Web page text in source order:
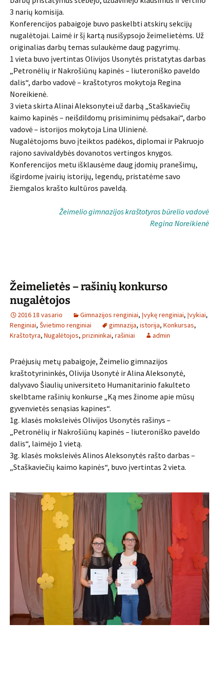
3 narių komisija.
Konferencijos pabaigoje buvo paskelbti atskirų sekcijų
nugalėtojai. Laimė ir šį kartą nusišypsojo žeimelietėms. Už
originalias darbų temas sulaukėme daug pagyrimų.
1 vieta buvo įvertintas Olivijos Usonytės pristatytas darbas
„Petronėlių ir Nakrošiūnų kapinės – liuteroniško paveldo
dalis“, darbo vadovė – kraštotyros mokytoja Regina
Noreikienė.
3 vieta skirta Alinai Aleksonytei už darbą „Staškaviečių
kaimo kapinės – neišdildomų prisiminimų pėdsakai“, darbo
vadovė – istorijos mokytoja Lina Ulinienė.
Nugalėtojoms buvo įteiktos padėkos, diplomai ir Pakruojo
rajono savivaldybės dovanotos vertingos knygos.
Konferencijos metu išklausėme daug įdomių pranešimų,
išgirdome įvairių istorijų, legendų, pristatėme savo
žiemgalos krašto kultūros paveldą.
Žeimelio gimnazijos kraštotyros būrelio vadovė
Regina Noreikienė
Žeimelietės – rašinių konkurso
nugalėtojos
2016 18 vasario Gimnazijos renginiai, Įvykę renginiai, Įvykiai,
Renginiai, Švietimo renginiai gimnazija, istorija, Konkursas,
Kraštotyra, Nugalėtojos, prizininkai, rašiniai admin
Praėjusių metų pabaigoje, Žeimelio gimnazijos
kraštotyrininkės, Olivija Usonytė ir Alina Aleksonytė,
dalyvavo Šiaulių universiteto Humanitarinio fakulteto
skelbtame rašinių konkurse „Ką mes žinome apie mūsų
gyvenvietės senąsias kapines“.
1g. klasės moksleivės Olivijos Usonytės rašinys –
„Petronėlių ir Nakrošiūnų kapinės – liuteroniško paveldo
dalis“, laimėjo 1 vietą.
3g. klasės moksleivės Alinos Aleksonytės rašto darbas –
„Staškaviečių kaimo kapinės“, buvo įvertintas 2 vieta.